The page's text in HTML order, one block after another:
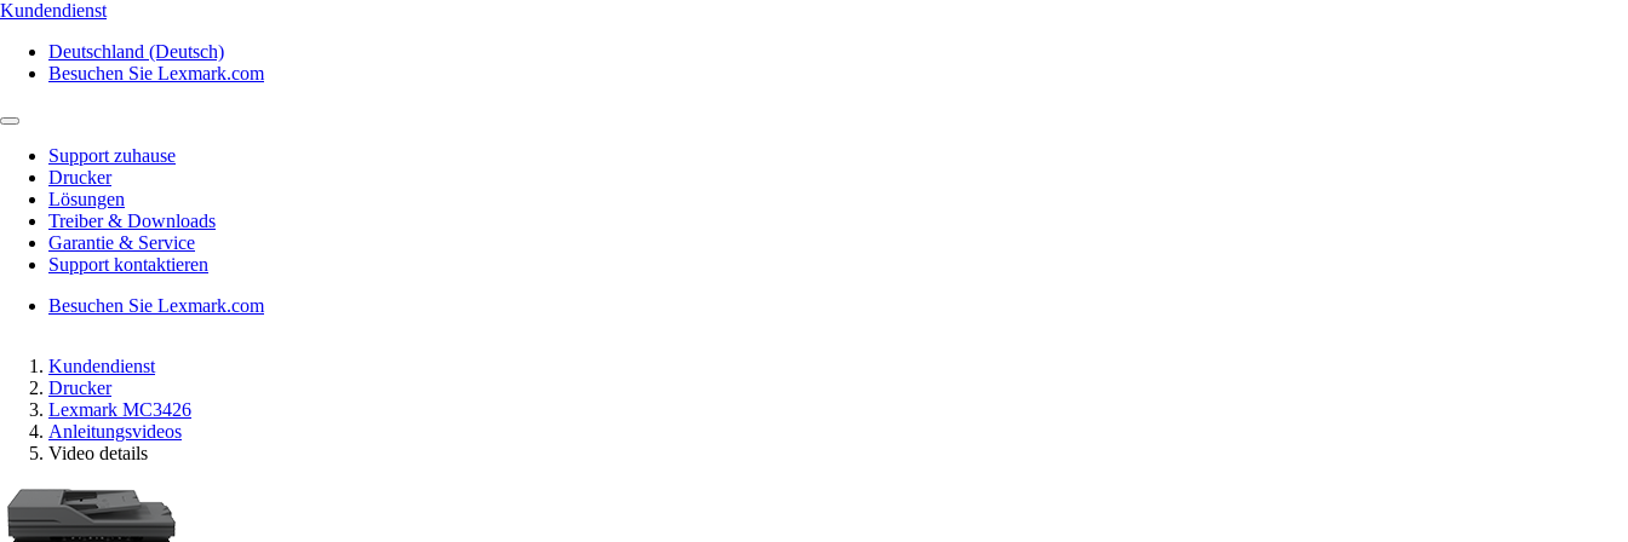
Kundendienst
Deutschland (Deutsch)
Besuchen Sie Lexmark.com
Support zuhause
Drucker
Lösungen
Treiber & Downloads
Garantie & Service
Support kontaktieren
Besuchen Sie Lexmark.com
Kundendienst
Drucker
Lexmark MC3426
Anleitungsvideos
Video details